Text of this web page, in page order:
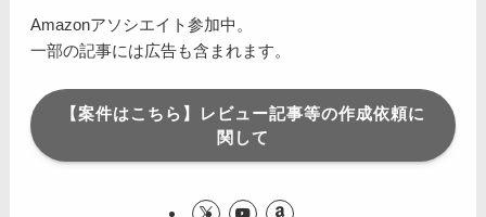
Amazonアソシエイト参加中。
一部の記事には広告も含まれます。
【案件はこちら】レビュー記事等の作成依頼に
関して